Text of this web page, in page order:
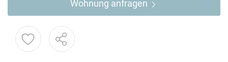
Wohnung anfragen